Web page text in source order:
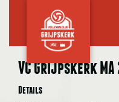
VC Grijpskerk MA
Details